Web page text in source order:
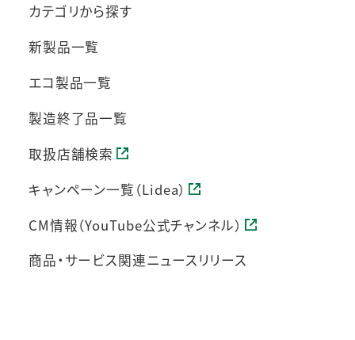
カテゴリから探す
新製品一覧
エコ製品一覧
製造終了品一覧
取扱店舗検索
キャンペーン一覧（Lidea）
CM情報（YouTube公式チャンネル）
商品・サービス関連ニュースリリース